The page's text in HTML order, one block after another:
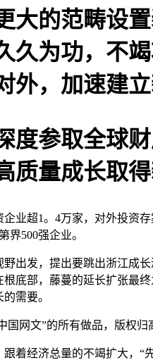
大的范畴设
久为功，不
外，加速建
参取全球财
质量成长取
超1。4万家，对外投资存
界500强企业。
发，提出要跳出浙江成长
底部，藤蔓的延长扩张最
需要。
网文”的所有做品，版权归
经济总量的不竭扩大，“